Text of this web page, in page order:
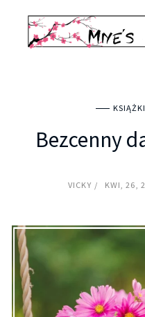
KSIĄŻKI
Bezcenny
VICKY KWI, 26,